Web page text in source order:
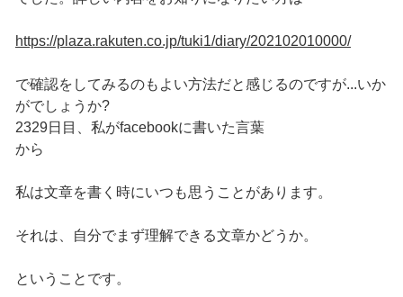
https://plaza.rakuten.co.jp/tuki1/diary/202102010000/
で確認をしてみるのもよい方法だと感じるのですが...いか
がでしょうか?
2329日目、私がfacebookに書いた言葉
から
私は文章を書く時にいつも思うことがあります。
それは、自分でまず理解できる文章かどうか。
ということです。